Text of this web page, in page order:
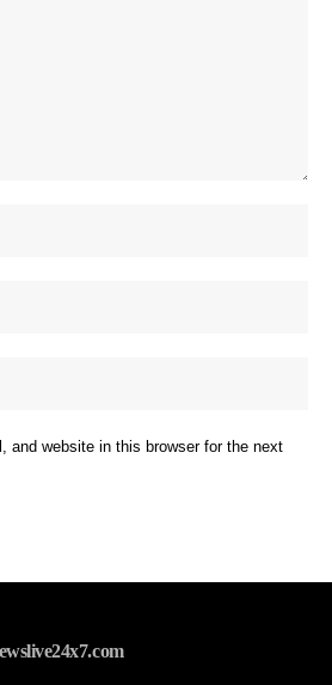
and website in this browser for the next